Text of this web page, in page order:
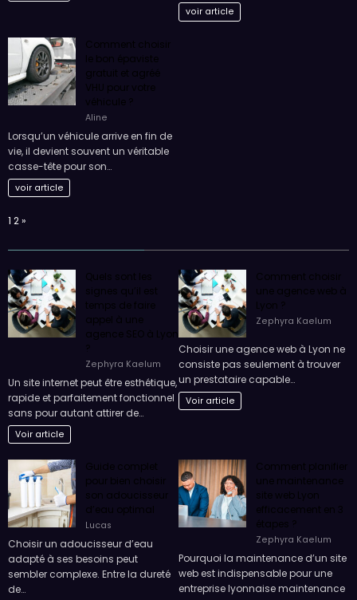
voir article
Comment choisir
le bon épaviste
gratuit et agréé
VHU pour votre
véhicule ?
Aline
Lorsqu’un véhicule arrive en fin de
vie, il devient souvent un véritable
casse-tête pour son…
voir article
Page:
1 2Next
»
Quels sont les
signes qu’il est
temps de faire
appel à une
agence SEO à Lyon
?
Zephyra Kaelum
Un site internet peut être esthétique,
rapide et parfaitement fonctionnel
sans pour autant attirer de…
Voir article
Comment choisir
une agence web à
Lyon ?
Zephyra Kaelum
Choisir une agence web à Lyon ne
consiste pas seulement à trouver
un prestataire capable…
Voir article
Guide complet
pour bien choisir
son adoucisseur
d’eau optimal
Lucas
Choisir un adoucisseur d’eau
adapté à ses besoins peut
sembler complexe. Entre la dureté
de…
Comment planifier
une maintenance
site web Lyon
efficacement en 3
étapes ?
Zephyra Kaelum
Pourquoi la maintenance d’un site
web est indispensable pour une
entreprise lyonnaise maintenance